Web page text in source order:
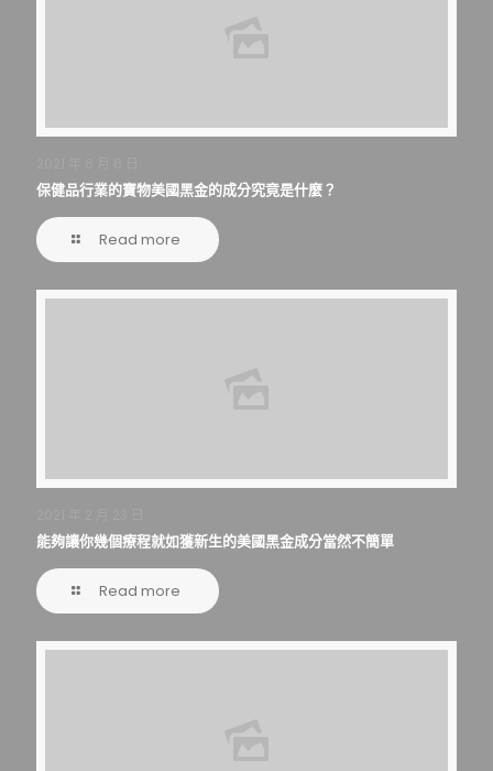
保健品行業的寶物美國黑金的成分究竟是什麼？
Read more
能夠讓你幾個療程就如獲新生的美國黑金成分當然不簡單
Read more